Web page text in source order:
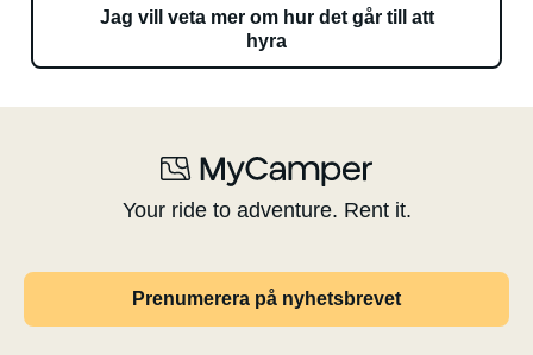
Jag vill veta mer om hur det går till att
hyra
Your ride to adventure. Rent it.
Prenumerera på nyhetsbrevet